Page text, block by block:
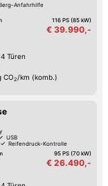
Anfahrhilfe
116 PS (85 kW)
€ 39.990,-
4 Türen
CO2 /km (komb.)
USB
Reifendruck-Kontrolle
95 PS (70 kW)
€ 26.490,-